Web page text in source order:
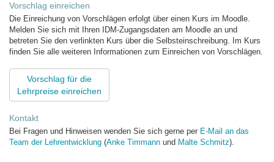
Vorschlag einreichen
Die Einreichung von Vorschlägen erfolgt über einen Kurs im Moodle.
Melden Sie sich mit Ihren IDM-Zugangsdaten am Moodle an und
betreten Sie den verlinkten Kurs über die Selbsteinschreibung. Im Kurs
finden Sie alle weiteren Informationen zum Einreichen von Vorschlägen.
Vorschlag für die
Lehrpreise einreichen
Kontakt
Bei Fragen und Hinweisen wenden Sie sich gerne per E-Mail an das
Team der Lehrentwicklung (Anke Timmann und Malte Schmitz).